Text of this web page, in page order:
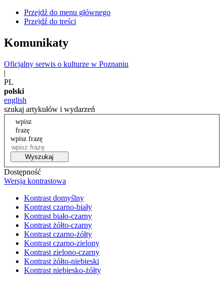
Przejdź do menu głównego
Przejdź do treści
Komunikaty
Oficjalny serwis o kulturze w Poznaniu
|
PL
polski
english
szukaj artykułów i wydarzeń
wpisz
frazę
wpisz frazę
Wyszukaj
Dostępność
Wersja kontrastowa
Kontrast domyślny
Kontrast czarno-biały
Kontrast biało-czarny
Kontrast żółto-czarny
Kontrast czarno-żółty
Kontrast czarno-zielony
Kontrast zielono-czarny
Kontrast żółto-niebieski
Kontrast niebiesko-żółty